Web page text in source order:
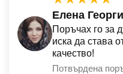
Елена
Поръчах го за
иска да става
качество!
Потвърдена